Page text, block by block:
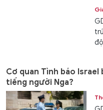
Cơ quan Tình báo
tiếng người Nga?